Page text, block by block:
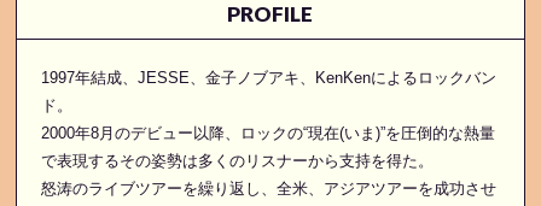
PROFILE
1997年結成、JESSE、金子ノブアキ、KenKenによるロックバン
ド。
2000年8月のデビュー以降、ロックの“現在(いま)”を圧倒的な熱量
で表現するその姿勢は多くのリスナーから支持を得た。
怒涛のライブツアーを繰り返し、全米、アジアツアーを成功させ